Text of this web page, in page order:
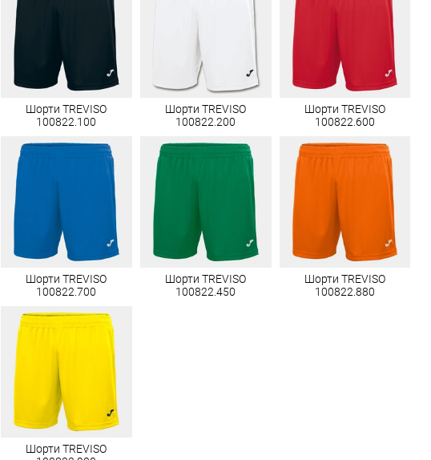
Шорти TREVISO
100822.100
Шорти TREVISO
100822.200
Шорти TREVISO
100822.600
Шорти TREVISO
100822.700
Шорти TREVISO
100822.450
Шорти TREVISO
100822.880
Шорти TREVISO